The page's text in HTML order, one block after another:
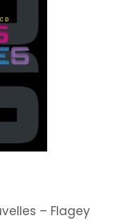
– Flagey